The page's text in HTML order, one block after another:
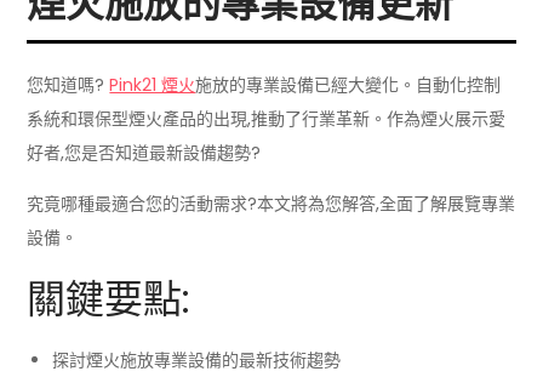
您知道嗎?Pink21 煙火施放的專業設備已經大變化。自動化控制
系統和環保型煙火產品的出現,推動了行業革新。作為煙火展示愛
好者,您是否知道最新設備趨勢?
究竟哪種最適合您的活動需求?本文將為您解答,全面了解展覽專業
設備。
關鍵要點:
探討煙火施放專業設備的最新技術趨勢